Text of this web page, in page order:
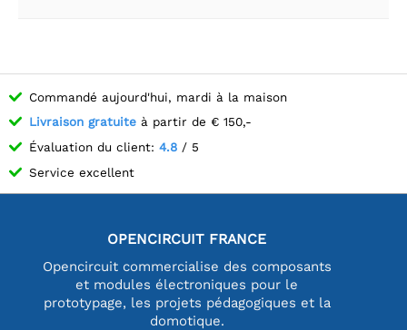
Commandé aujourd'hui, mardi à la maison
Livraison gratuite à partir de € 150,-
Évaluation du client: 4.8 / 5
Service excellent
OPENCIRCUIT FRANCE
Opencircuit commercialise des composants
et modules électroniques pour le
prototypage, les projets pédagogiques et la
domotique.